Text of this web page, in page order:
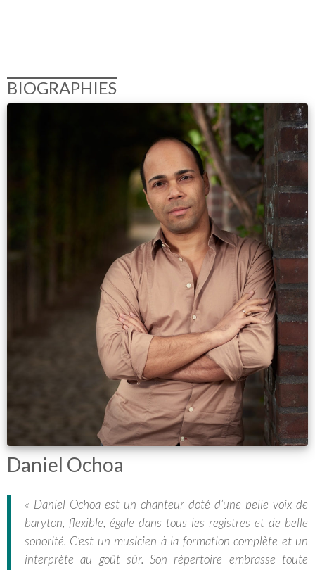
BIOGRAPHIES
Daniel Ochoa
« Daniel Ochoa est un chanteur doté d’une belle voix de
baryton, flexible, égale dans tous les registres et de belle
sonorité. C’est un musicien à la formation complète et un
interprète au goût sûr. Son répertoire embrasse toute